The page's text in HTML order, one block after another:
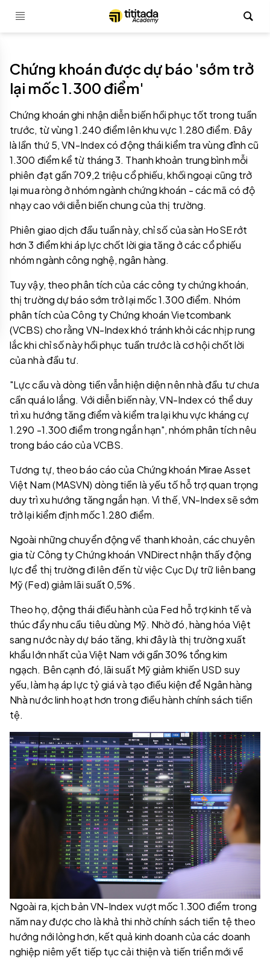
Chứng khoán được dự báo 'sớm trở
lại mốc 1.300 điểm'
Chứng khoán ghi nhận diễn biến hồi phục tốt trong tuần
trước, từ vùng 1.240 điểm lên khu vực 1.280 điểm. Đây
là lần thứ 5, VN-Index có động thái kiểm tra vùng đỉnh cũ
1.300 điểm kể từ tháng 3. Thanh khoản trung bình mỗi
phiên đạt gần 709,2 triệu cổ phiếu, khối ngoại cũng trở
lại mua ròng ở nhóm ngành chứng khoán - các mã có độ
nhạy cao với diễn biến chung của thị trường.
Phiên giao dịch đầu tuần này, chỉ số của sàn HoSE rớt
hơn 3 điểm khi áp lực chốt lời gia tăng ở các cổ phiếu
nhóm ngành công nghệ, ngân hàng.
Tuy vậy, theo phân tích của các công ty chứng khoán,
thị trường dự báo sớm trở lại mốc 1.300 điểm. Nhóm
phân tích của Công ty Chứng khoán Vietcombank
(VCBS) cho rằng VN-Index khó tránh khỏi các nhịp rung
lắc khi chỉ số này hồi phục tuần trước là cơ hội chốt lời
của nhà đầu tư.
"Lực cầu và dòng tiền vẫn hiện diện nên nhà đầu tư chưa
cần quá lo lắng. Với diễn biến này, VN-Index có thể duy
trì xu hướng tăng điểm và kiểm tra lại khu vực kháng cự
1.290 -1.300 điểm trong ngắn hạn", nhóm phân tích nêu
trong báo cáo của VCBS.
Tương tự, theo báo cáo của Chứng khoán Mirae Asset
Việt Nam (MASVN) dòng tiền là yếu tố hỗ trợ quan trọng
duy trì xu hướng tăng ngắn hạn. Vì thế, VN-Index sẽ sớm
trở lại kiểm định mốc 1.280 điểm.
Ngoài những chuyển động về thanh khoản, các chuyên
gia từ Công ty Chứng khoán VNDirect nhận thấy động
lực để thị trường đi lên đến từ việc Cục Dự trữ liên bang
Mỹ (Fed) giảm lãi suất 0,5%.
Theo họ, động thái điều hành của Fed hỗ trợ kinh tế và
thúc đẩy nhu cầu tiêu dùng Mỹ. Nhờ đó, hàng hóa Việt
sang nước này dự báo tăng, khi đây là thị trường xuất
khẩu lớn nhất của Việt Nam với gần 30% tổng kim
ngạch. Bên cạnh đó, lãi suất Mỹ giảm khiến USD suy
yếu, làm hạ áp lực tỷ giá và tạo điều kiện để Ngân hàng
Nhà nước linh hoạt hơn trong điều hành chính sách tiền
tệ.
Ngoài ra, kịch bản VN-Index vượt mốc 1.300 điểm trong
năm nay được cho là khả thi nhờ chính sách tiền tệ theo
hướng nới lỏng hơn, kết quả kinh doanh của các doanh
nghiệp niêm yết tiếp tục cải thiện và tiến triển mới về